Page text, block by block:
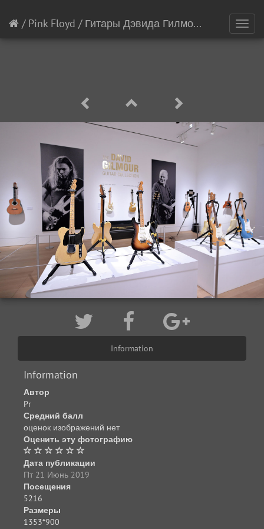
/ Pink Floyd / Гитары Дэвида Гилмора
Information
Information
Автор
Pr
Средний балл
оценок изображений нет
Оценить эту фотографию
Дата публикации
Пт 21 Июнь 2019
Посещения
5216
Размеры
1353*900